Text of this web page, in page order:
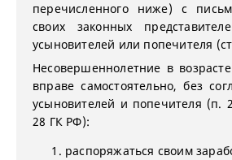
перечисленного ниже) с
своих законных
усыновителей или попечителя
Несовершеннолетние в
вправе самостоятельно, без
усыновителей и попечителя (п.
28 ГК РФ):
распоряжаться своим